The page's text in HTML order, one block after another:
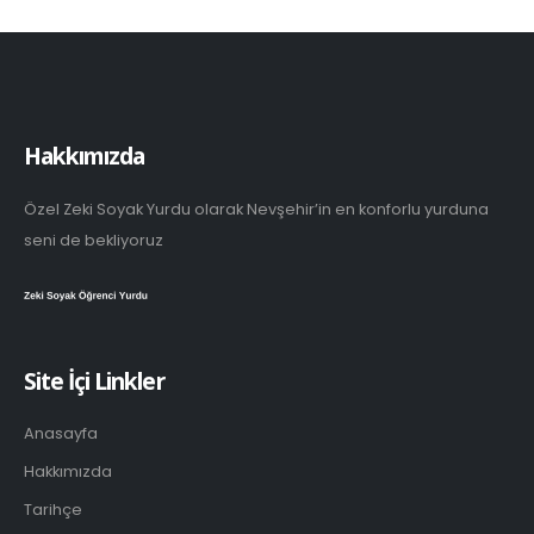
Hakkımızda
Özel Zeki Soyak Yurdu olarak Nevşehir’in en konforlu yurduna
seni de bekliyoruz
Site İçi Linkler
Anasayfa
Hakkımızda
Tarihçe